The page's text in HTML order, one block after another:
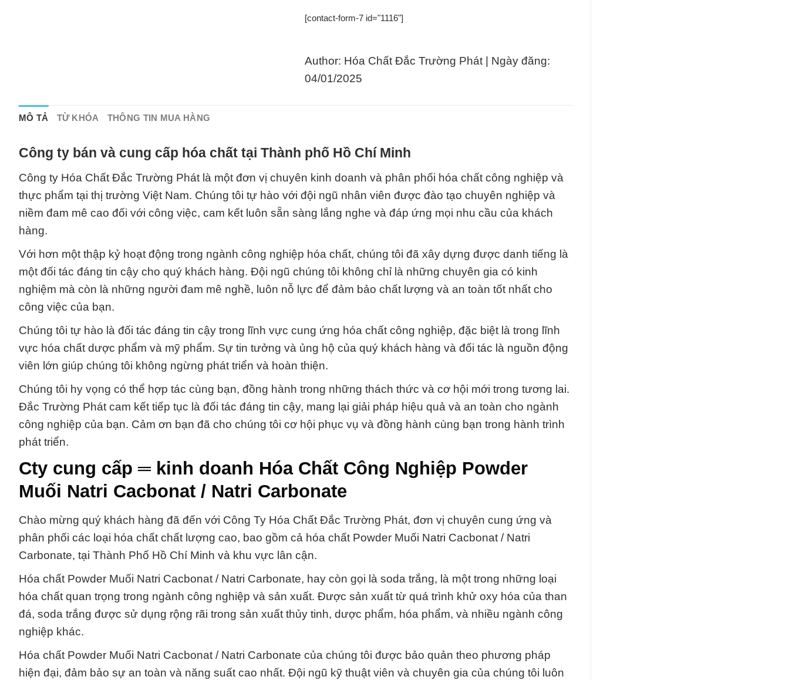
[contact-form-7 id="1116"]
Author: Hóa Chất Đắc Trường Phát | Ngày đăng:
04/01/2025
MÔ TẢ TỪ KHÓA THÔNG TIN MUA HÀNG
Công ty bán và cung cấp hóa chất tại Thành phố Hồ Chí Minh
Công ty Hóa Chất Đắc Trường Phát là một đơn vị chuyên kinh doanh và phân phối hóa chất công nghiệp và
thực phẩm tại thị trường Việt Nam. Chúng tôi tự hào với đội ngũ nhân viên được đào tạo chuyên nghiệp và
niềm đam mê cao đối với công việc, cam kết luôn sẵn sàng lắng nghe và đáp ứng mọi nhu cầu của khách
hàng.
Với hơn một thập kỷ hoạt động trong ngành công nghiệp hóa chất, chúng tôi đã xây dựng được danh tiếng là
một đối tác đáng tin cậy cho quý khách hàng. Đội ngũ chúng tôi không chỉ là những chuyên gia có kinh
nghiệm mà còn là những người đam mê nghề, luôn nỗ lực để đảm bảo chất lượng và an toàn tốt nhất cho
công việc của bạn.
Chúng tôi tự hào là đối tác đáng tin cậy trong lĩnh vực cung ứng hóa chất công nghiệp, đặc biệt là trong lĩnh
vực hóa chất dược phẩm và mỹ phẩm. Sự tin tưởng và ủng hộ của quý khách hàng và đối tác là nguồn động
viên lớn giúp chúng tôi không ngừng phát triển và hoàn thiện.
Chúng tôi hy vọng có thể hợp tác cùng bạn, đồng hành trong những thách thức và cơ hội mới trong tương lai.
Đắc Trường Phát cam kết tiếp tục là đối tác đáng tin cậy, mang lại giải pháp hiệu quả và an toàn cho ngành
công nghiệp của bạn. Cảm ơn bạn đã cho chúng tôi cơ hội phục vụ và đồng hành cùng bạn trong hành trình
phát triển.
Cty cung cấp ═ kinh doanh Hóa Chất Công Nghiệp Powder
Muối Natri Cacbonat / Natri Carbonate
Chào mừng quý khách hàng đã đến với Công Ty Hóa Chất Đắc Trường Phát, đơn vị chuyên cung ứng và
phân phối các loại hóa chất chất lượng cao, bao gồm cả hóa chất Powder Muối Natri Cacbonat / Natri
Carbonate, tại Thành Phố Hồ Chí Minh và khu vực lân cận.
Hóa chất Powder Muối Natri Cacbonat / Natri Carbonate, hay còn gọi là soda trắng, là một trong những loại
hóa chất quan trọng trong ngành công nghiệp và sản xuất. Được sản xuất từ quá trình khử oxy hóa của than
đá, soda trắng được sử dụng rộng rãi trong sản xuất thủy tinh, dược phẩm, hóa phẩm, và nhiều ngành công
nghiệp khác.
Hóa chất Powder Muối Natri Cacbonat / Natri Carbonate của chúng tôi được bảo quản theo phương pháp
hiện đại, đảm bảo sự an toàn và năng suất cao nhất. Đội ngũ kỹ thuật viên và chuyên gia của chúng tôi luôn